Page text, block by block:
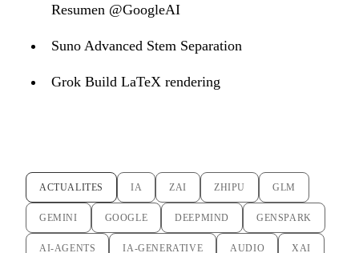
Resumen @GoogleAI
Suno Advanced Stem Separation
Grok Build LaTeX rendering
ACTUALITES IA ZAI ZHIPU GLM
GEMINI GOOGLE DEEPMIND GENSPARK
AI-AGENTS IA-GENERATIVE AUDIO XAI